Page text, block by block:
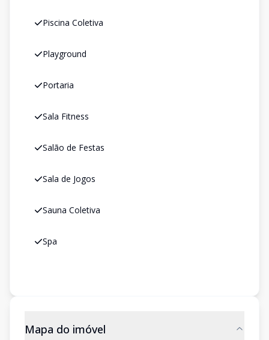
Piscina Coletiva
Playground
Portaria
Sala Fitness
Salão de Festas
Sala de Jogos
Sauna Coletiva
Spa
Mapa do imóvel